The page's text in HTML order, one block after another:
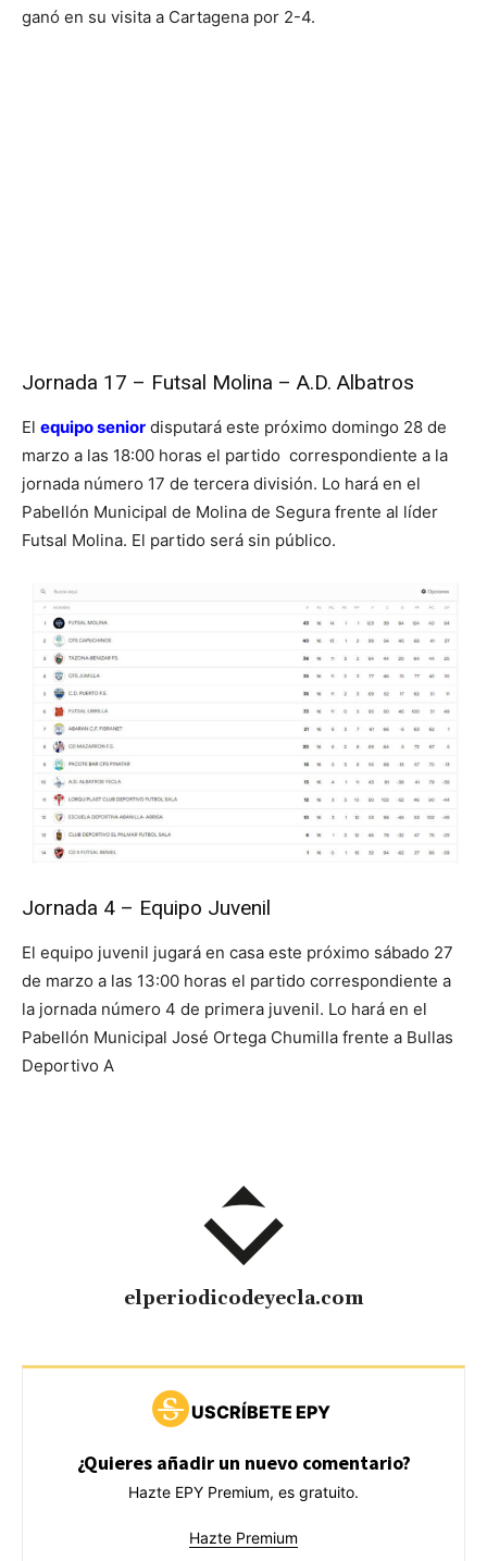
ganó en su visita a Cartagena por 2-4.
Jornada 17 – Futsal Molina – A.D. Albatros
El equipo senior disputará este próximo domingo 28 de
marzo a las 18:00 horas el partido correspondiente a la
jornada número 17 de tercera división. Lo hará en el
Pabellón Municipal de Molina de Segura frente al líder
Futsal Molina. El partido será sin público.
Jornada 4 – Equipo Juvenil
El equipo juvenil jugará en casa este próximo sábado 27
de marzo a las 13:00 horas el partido correspondiente a
la jornada número 4 de primera juvenil. Lo hará en el
Pabellón Municipal José Ortega Chumilla frente a Bullas
Deportivo A
elperiodicodeyecla.com
USCRÍBETE EPY
¿Quieres añadir un nuevo comentario?
Hazte EPY Premium, es gratuito.
Hazte Premium